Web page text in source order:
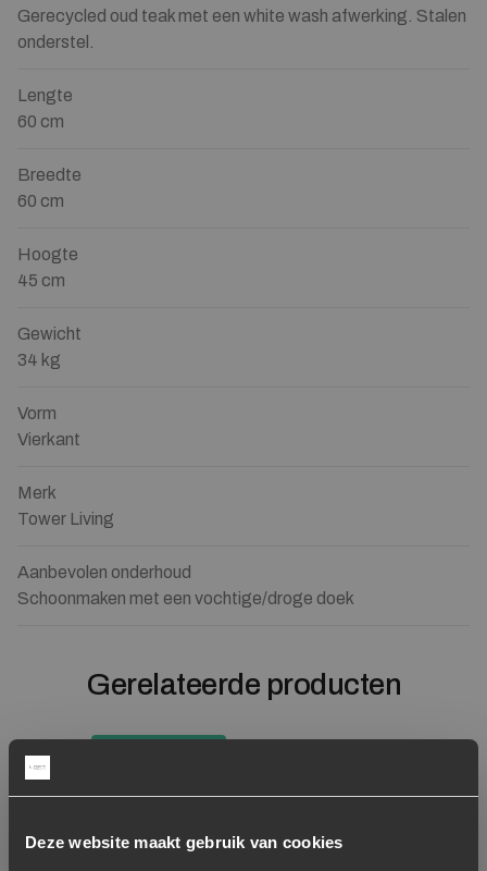
Deze website maakt gebruik van cookies
Gerecycled oud teak met een white wash afwerking. Stalen
onderstel.
Lengte
60 cm
Breedte
60 cm
Hoogte
45 cm
Gewicht
34 kg
Vorm
Vierkant
Merk
Tower Living
Aanbevolen onderhoud
Schoonmaken met een vochtige/droge doek
Gerelateerde producten